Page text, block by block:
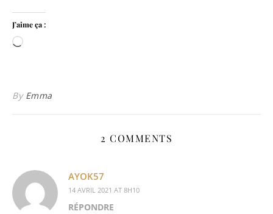
J’aime ça :
Chargement…
By Emma
2 COMMENTS
AYOK57
14 AVRIL 2021 AT 8H10
RÉPONDRE